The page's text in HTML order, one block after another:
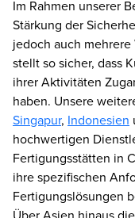
Im Rahmen unserer
Stärkung der
jedoch auch
stellt so sicher, dass
ihrer Aktivitäten
haben. Unsere
Singapur, Indonesien
hochwertigen
Fertigungsstätten in
ihre spezifischen
Fertigungslösungen